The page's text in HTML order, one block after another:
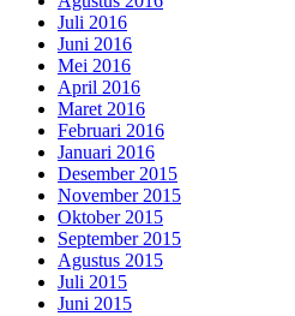
Juli 2016
Juni 2016
Mei 2016
April 2016
Maret 2016
Februari 2016
Januari 2016
Desember 2015
November 2015
Oktober 2015
September 2015
Agustus 2015
Juli 2015
Juni 2015